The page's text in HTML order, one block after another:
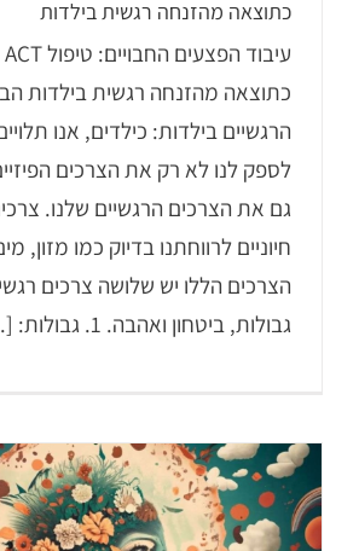
כתוצאה מהזנחה רגשית בילדות
כתוצאה מהזנחה רגשית בילדות
הרגשיים בילדות: כילדים, אנו
לספק לנו לא רק את הצרכים
גם את הצרכים הרגשיים שלנו.
חיוניים לרווחתנו בדיוק כמו מזון,
הצרכים הללו יש שלושה צרכים
גבולות, ביטחון ואהבה. 1. גבולות: [...]